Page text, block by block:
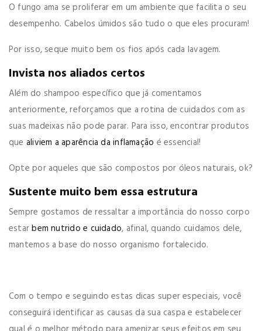
O fungo ama se proliferar em um ambiente que facilita o seu
desempenho. Cabelos úmidos são tudo o que eles procuram!
Por isso, seque muito bem os fios após cada lavagem.
Invista nos aliados certos
Além do shampoo específico que já comentamos
anteriormente, reforçamos que a rotina de cuidados com as
suas madeixas não pode parar. Para isso, encontrarprodutos
que aliviem a aparência da inflamação é essencial!
Opte por aqueles que são compostos por óleos naturais, ok?
Sustente muito bem essa estrutura
Sempre gostamos de ressaltar a importância do nosso corpo
estarbem nutrido e cuidado, afinal, quando cuidamos dele,
mantemos a base do nosso organismo fortalecido.
Com o tempo e seguindo estas dicas super especiais, você
conseguirá identificar as causas da sua caspa e estabelecer